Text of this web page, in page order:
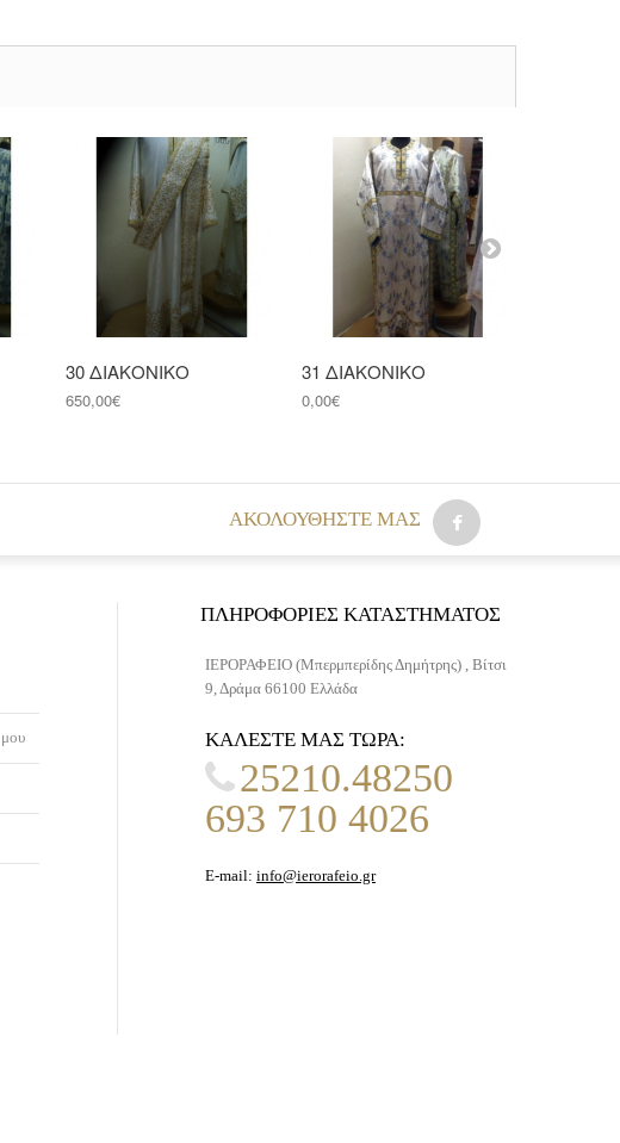
30 ΔΙΑΚΟΝΙΚΟ
650,00€
31 ΔΙΑΚΟΝΙΚΟ
0,00€
AΚΟΛΟΥΘΉΣΤΕ ΜΑΣ
ΠΛΗΡΟΦΟΡΊΕΣ ΚΑΤΑΣΤΉΜΑΤΟΣ
ΙΕΡΟΡΑΦΕΙΟ (Μπερμπερίδης Δημήτρης) , Βίτσι
9, Δράμα 66100 Ελλάδα
ΚΑΛΈΣΤΕ ΜΑΣ ΤΏΡΑ:
25210.48250
693 710 4026
E-mail: info@ierorafeio.gr